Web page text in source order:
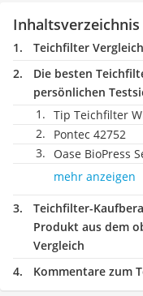
Inhaltsverzeichnis
Teichfilter
Die besten
persönlichen
Tip Teichfilter
Pontec 42752
Oase BioPress
mehr anzeigen
Teichfilter-
Produkt aus dem
Vergleich
Kommentare zum